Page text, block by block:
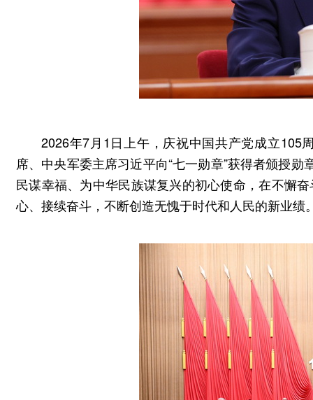
2026年7月1日上午，庆祝中国共产党成立105
席、中央军委主席习近平向“七一勋章”获得者颁授勋
民谋幸福、为中华民族谋复兴的初心使命，在不懈
心、接续奋斗，不断创造无愧于时代和人民的新业绩